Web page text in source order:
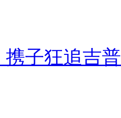
携子狂追吉